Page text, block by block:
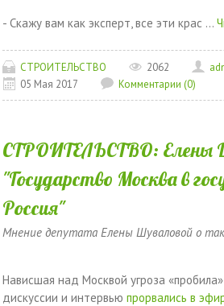
- Скажу вам как эксперт, все эти крас ...
СТРОИТЕЛЬСТВО 2062
05 Мая 2017
Комментарии (0)
СТРОИТЕЛЬСТВО: Елены
"Государство Москва в
Россия"
Мнение депутата Елены Шуваловой о
Нависшая над Москвой угроза
дискуссии и интервью прорвались в